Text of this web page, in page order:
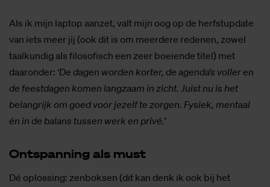
Als ik mijn laptop aanzet, valt mijn oog op de herfstupdate
van iets meer jij (ook dit is om meerdere redenen, zowel
taalkundig als filosofisch een zeer boeiende titel) met
daaronder: ‘De dagen worden korter, de agenda’s voller en
de feestdagen komen langzaam in zicht. Juist nu is het
belangrijk om goed voor jezelf te zorgen. Fysiek, mentaal
én in de balans tussen werk en privé.’
Ont­span­ning als must
Dé oplossing: zenboksen (dit kan denk ik ook bij het